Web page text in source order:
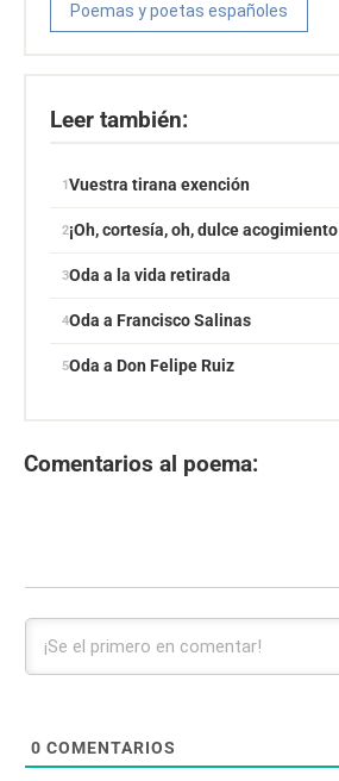
Poemas y poetas españoles
Leer también:
Vuestra tirana exención
¡Oh, cortesía, oh, dulce acogimiento
Oda a la vida retirada
Oda a Francisco Salinas
Oda a Don Felipe Ruiz
Comentarios al poema:
0 COMENTARIOS